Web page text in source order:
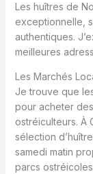
Les huîtres de
exceptionnelle,
authentiques.
meilleures
Les Marchés
Je trouve que
pour acheter
ostréiculteurs. À
sélection
samedi matin
parcs